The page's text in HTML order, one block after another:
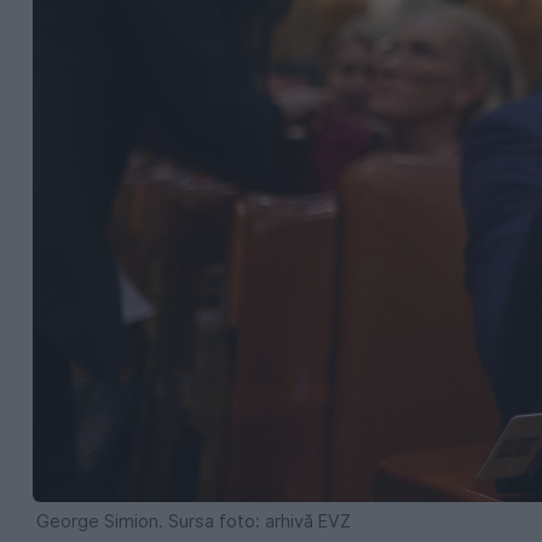
George Simion. Sursa foto: arhivă EVZ